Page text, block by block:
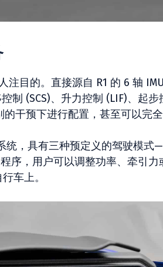
注目的。直接源自 R1 的 6 轴
制 (SCS)、升力控制 (LIF)、起步
干预下进行配置，甚至可以完全
统，具有三种预定义的驾驶模
序，用户可以调整功率、牵引力
车上。